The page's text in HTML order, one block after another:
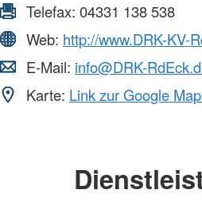
Telefax: 04331 138 538
Web: http://www.DRK-KV-
E-Mail: info@DRK-
Karte: Link zur Google